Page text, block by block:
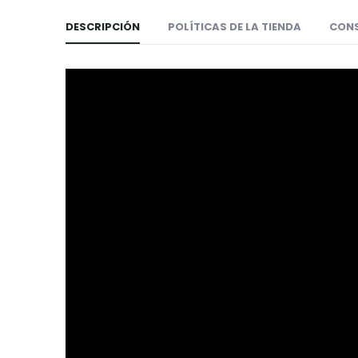
DESCRIPCIÓN POLÍTICAS DE LA TIENDA